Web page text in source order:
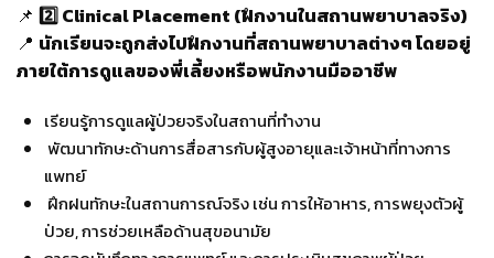
📌 2️⃣ Clinical Placement (ฝึกงานในสถานพยาบาลจริง)
📍 นักเรียนจะถูกส่งไปฝึกงานที่สถานพยาบาลต่างๆ โดยอยู่
ภายใต้การดูแลของพี่เลี้ยงหรือพนักงานมืออาชีพ
เรียนรู้การดูแลผู้ป่วยจริงในสถานที่ทำงาน
พัฒนาทักษะด้านการสื่อสารกับผู้สูงอายุและเจ้าหน้าที่ทางการ
แพทย์
ฝึกฝนทักษะในสถานการณ์จริง เช่น การให้อาหาร, การพยุงตัวผู้
ป่วย, การช่วยเหลือด้านสุขอนามัย